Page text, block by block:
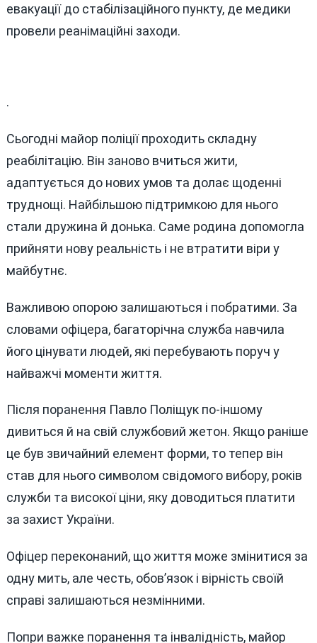
евакуації до стабілізаційного пункту, де медики
провели реанімаційні заходи.
.
Сьогодні майор поліції проходить складну
реабілітацію. Він заново вчиться жити,
адаптується до нових умов та долає щоденні
труднощі. Найбільшою підтримкою для нього
стали дружина й донька. Саме родина допомогла
прийняти нову реальність і не втратити віри у
майбутнє.
Важливою опорою залишаються і побратими. За
словами офіцера, багаторічна служба навчила
його цінувати людей, які перебувають поруч у
найважчі моменти життя.
Після поранення Павло Поліщук по-іншому
дивиться й на свій службовий жетон. Якщо раніше
це був звичайний елемент форми, то тепер він
став для нього символом свідомого вибору, років
служби та високої ціни, яку доводиться платити
за захист України.
Офіцер переконаний, що життя може змінитися за
одну мить, але честь, обов’язок і вірність своїй
справі залишаються незмінними.
Попри важке поранення та інвалідність, майор